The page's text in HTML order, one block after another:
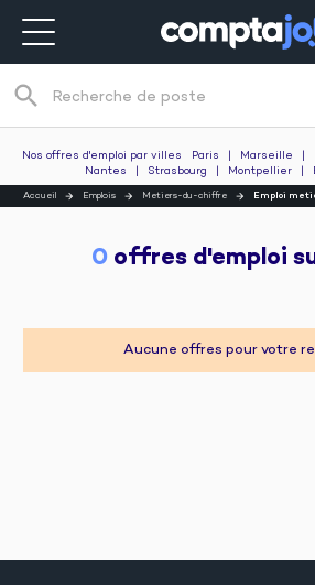
Recherche de poste
search
Nos offres d'emploi par villes Paris Marseille
Nantes
Strasbourg Montpellier
Accueil Emplois Metiers-du-chiffre Emploi
0 offres d'emploi
Aucune offres pour votre